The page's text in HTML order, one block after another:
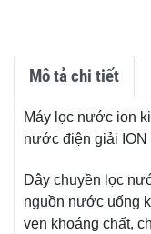
Mô tả chi tiết
Máy lọc nước ion
nước điện giải ION
Dây chuyền lọc
nguồn nước uống
vẹn khoáng chất,